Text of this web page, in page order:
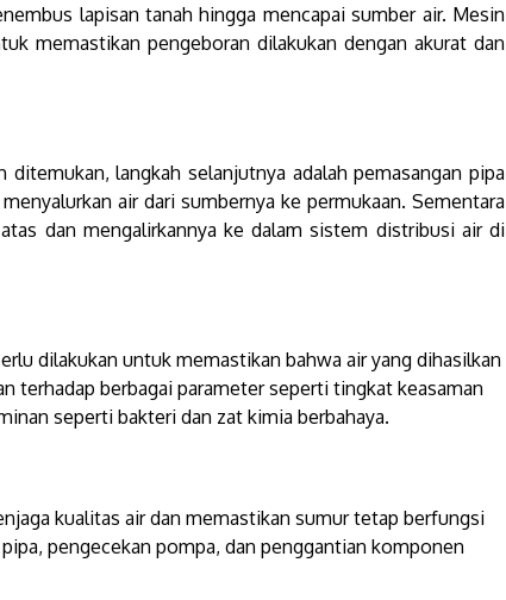
lapisan tanah hingga mencapai sumber air. Mesin
memastikan pengeboran dilakukan dengan akurat dan
langkah selanjutnya adalah pemasangan pipa
air dari sumbernya ke permukaan. Sementara
dan mengalirkannya ke dalam sistem distribusi air di
dilakukan untuk memastikan bahwa air yang dihasilkan
terhadap berbagai parameter seperti tingkat keasaman
seperti bakteri dan zat kimia berbahaya.
kualitas air dan memastikan sumur tetap berfungsi
pengecekan pompa, dan penggantian komponen